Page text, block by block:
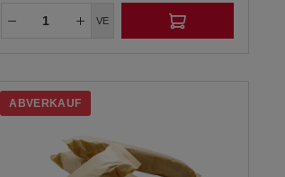
VE
ABVERKAUF